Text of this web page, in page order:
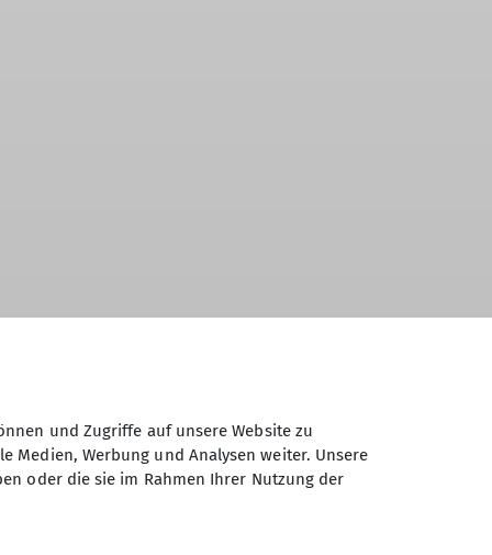
Deine Anfrage direkt an
unsere Hüttenpächter
und Zugriffe auf unsere Website zu
Medien, Werbung und Analysen weiter. Unsere
oder die sie im Rahmen Ihrer Nutzung der